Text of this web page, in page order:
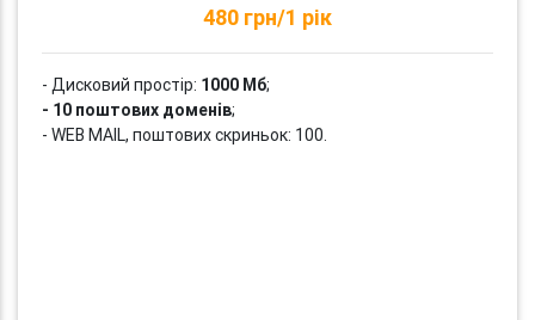
480 грн/1 рік
- Дисковий простір: 1000 Мб;
- 10 поштових доменів;
- WEB MAIL, поштових скриньок: 100.